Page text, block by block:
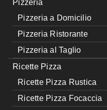
Pizzeria
Pizzeria a Domicilio
Pizzeria Ristorante
Pizzeria al Taglio
Ricette Pizza
Ricette Pizza Rustica
Ricette Pizza Focaccia